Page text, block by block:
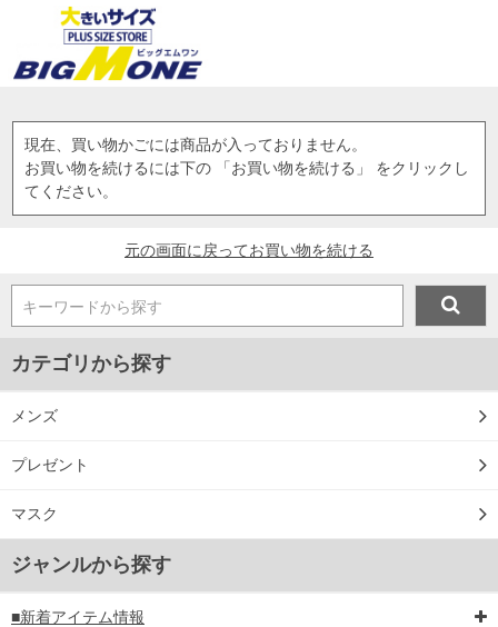
現在、買い物かごには商品が入っておりません。
お買い物を続けるには下の 「お買い物を続ける」 をクリックし
てください。
元の画面に戻ってお買い物を続ける
キーワードから探す
カテゴリから探す
メンズ
プレゼント
マスク
ジャンルから探す
■新着アイテム情報